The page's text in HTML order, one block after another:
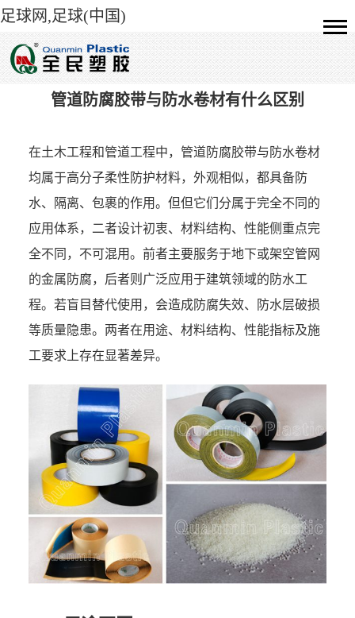
足球网,足球(中国)
管道防腐胶带与防水卷材有什么区别
在土木工程和管道工程中，管道防腐胶带与防水卷材
均属于高分子柔性防护材料，外观相似，都具备防
水、隔离、包裹的作用。但但它们分属于完全不同的
应用体系，二者设计初衷、材料结构、性能侧重点完
全不同，不可混用。前者主要服务于地下或架空管网
的金属防腐，后者则广泛应用于建筑领域的防水工
程。若盲目替代使用，会造成防腐失效、防水层破损
等质量隐患。两者在用途、材料结构、性能指标及施
工要求上存在显著差异。